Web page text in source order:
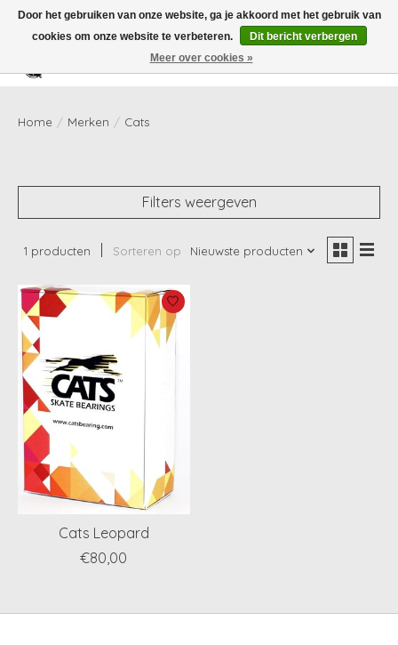
Verlanglijst
Home / Merken / Cats
Filters weergeven
1 producten Sorteren op Nieuwste producten
Cats Leopard
€80,00
Door het gebruiken van onze website, ga je akkoord met het gebruik van
cookies om onze website te verbeteren.
Dit bericht verbergen
Meer over cookies »